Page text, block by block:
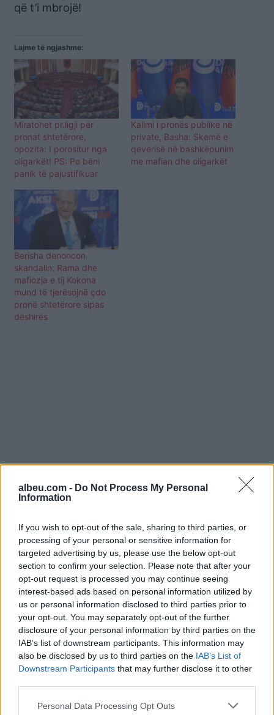
albeu.com - Do Not Process My Personal
Information
If you wish to opt-out of the sale, sharing to third parties, or
processing of your personal or sensitive information for
targeted advertising by us, please use the below opt-out
section to confirm your selection. Please note that after your
opt-out request is processed you may continue seeing
interest-based ads based on personal information utilized by
us or personal information disclosed to third parties prior to
your opt-out. You may separately opt-out of the further
disclosure of your personal information by third parties on the
IAB’s list of downstream participants. This information may
also be disclosed by us to third parties on the IAB’s List of
Downstream Participants that may further disclose it to other
Personal Data Processing Opt Outs
që t’i mbrojë!
Lajme të ngjashme:
Miratohet pr.ligji për
pronat shtetërore,
opozita: I porositur nga
oligarkët! PS: Po bëni
panik të pajustifikuar
Kalimi i pronës publike në
private, Basha: Skemë e
qeverisë në bashkëpunim
me mafian dhe oligarkët
Berisha denoncon
skandalin: Rama dhe
mafiozja e tij Kokona
mund të tjerësojnë çdo
pronë shtetërore sipas
dëshirës
Shtuarmë 16.05.2024 09:38
Tags:
basha , kalimi i pronës ,
mazhorancës , private , shtetërore ,
thirrje